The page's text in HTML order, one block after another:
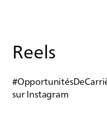
Reels
sur Instagram